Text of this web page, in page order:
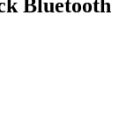
Bluetooth